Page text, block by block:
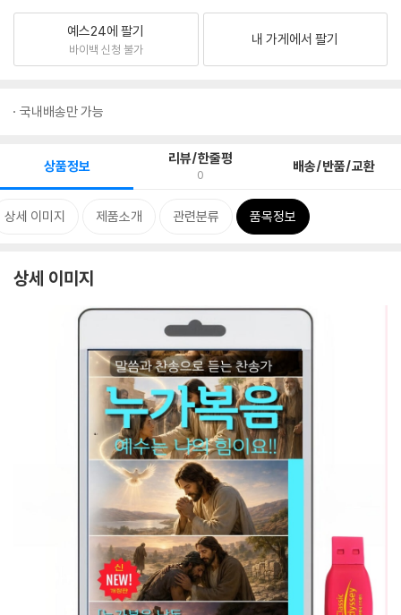
예스24에 팔기
바이백 신청 불가
내 가게에서 팔기
국내배송만 가능
상품정보 리뷰/한줄평
0 배송/반품/교환
상세 이미지 제품소개 관련분류 품목정보
상세 이미지